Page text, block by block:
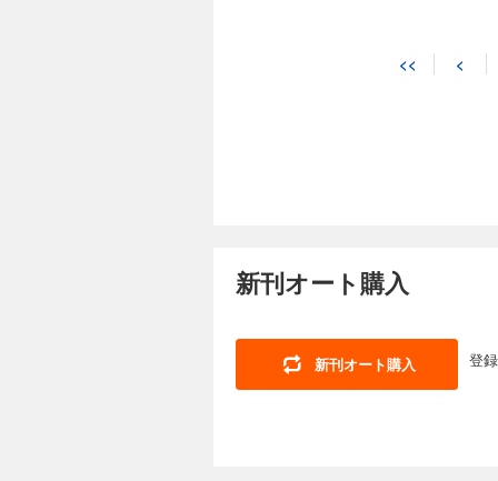
若手有力パーティ
ーをサポートしてき
荷物扱いされていた
ート妖精エムピーに
さキチ (C)飯島しん
<< <
新刊オート購入
新刊オート購入 登